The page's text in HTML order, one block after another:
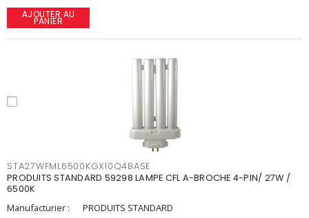
AJOUTER AU
PANIER
STA27WFML6500KGX10Q4BASE
PRODUITS STANDARD 59298 LAMPE CFL A-BROCHE 4-PIN/ 27W /
6500K
Manufacturier :
PRODUITS STANDARD